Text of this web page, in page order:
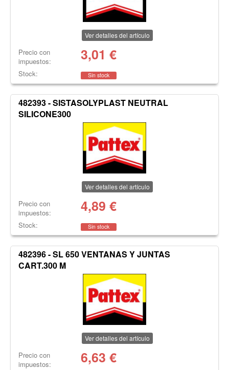
Ver detalles del artículo
Precio con
impuestos:
3,01 €
Stock: Sin stock
482393 - SISTASOLYPLAST NEUTRAL
SILICONE300
Ver detalles del artículo
Precio con
impuestos:
4,89 €
Stock: Sin stock
482396 - SL 650 VENTANAS Y JUNTAS
CART.300 M
Ver detalles del artículo
Precio con
impuestos:
6,63 €